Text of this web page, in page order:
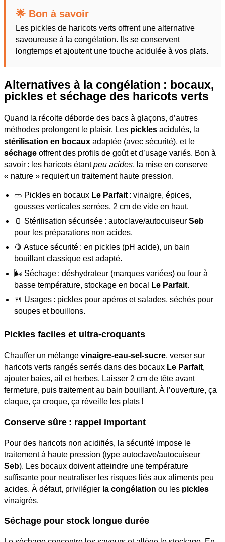
🌟 Bon à savoir
Les pickles de haricots verts offrent une alternative
savoureuse à la congélation. Ils se conservent
longtemps et ajoutent une touche acidulée à vos plats.
Alternatives à la congélation : bocaux,
pickles et séchage des haricots verts
Quand la récolte déborde des bacs à glaçons, d’autres
méthodes prolongent le plaisir. Les pickles acidulés, la
stérilisation en bocaux adaptée (avec sécurité), et le
séchage offrent des profils de goût et d’usage variés. Bon à
savoir : les haricots étantpeu acides, la mise en conserve
« nature » requiert un traitement haute pression.
🥒 Pickles en bocaux Le Parfait : vinaigre, épices,
gousses verticales serrées, 2 cm de vide en haut.
🫙 Stérilisation sécurisée : autoclave/autocuiseur Seb
pour les préparations non acides.
🍋 Astuce sécurité : en pickles (pH acide), un bain
bouillant classique est adapté.
🌬️ Séchage : déshydrateur (marques variées) ou four à
basse température, stockage en bocal
Le Parfait.
🍴 Usages : pickles pour apéros et salades, séchés pour
soupes et bouillons.
Pickles faciles et ultra-croquants
Chauffer un mélange vinaigre-eau-sel-sucre, verser sur
haricots verts rangés serrés dans des bocaux Le Parfait,
ajouter baies, ail et herbes. Laisser 2 cm de tête avant
fermeture, puis traitement au bain bouillant. À l’ouverture, ça
claque, ça croque, ça réveille les plats !
Conserve sûre : rappel important
Pour des haricots non acidifiés, la sécurité impose le
traitement à haute pression (type autoclave/autocuiseur
Seb). Les bocaux doivent atteindre une température
suffisante pour neutraliser les risques liés aux aliments peu
acides. À défaut, privilégier la congélation ou les pickles
vinaigrés.
Séchage pour stock longue durée